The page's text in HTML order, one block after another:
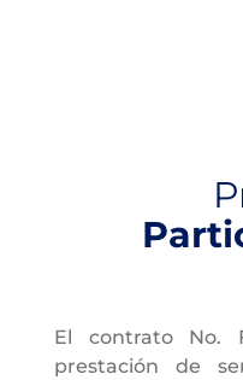
El contrato No.
prestación de